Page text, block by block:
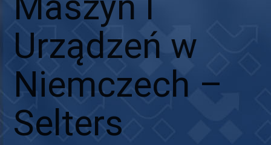
Urządzeń w
Niemczech –
Selters